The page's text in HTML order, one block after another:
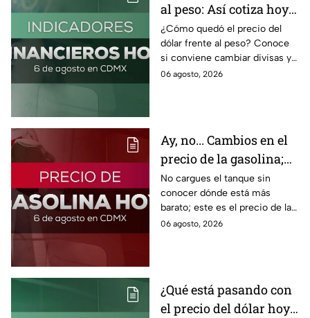
al peso: Así cotiza hoy 6
de agosto 2026
¿Cómo quedó el precio del
dólar frente al peso? Conoce
si conviene cambiar divisas y
cómo el flujo en el estrecho de
06 agosto, 2026
Ay, no... Cambios en el
precio de la gasolina;
así quedó HOY
No cargues el tanque sin
conocer dónde está más
barato; este es el precio de la
gasolina para hoy jueves 6 de
06 agosto, 2026
¿Qué está pasando con
el precio del dólar hoy